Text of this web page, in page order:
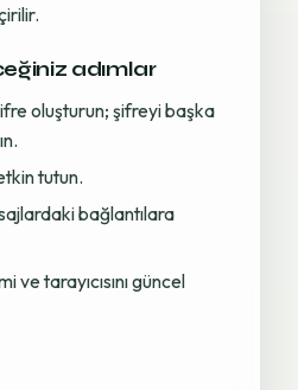
adımlar
oluşturun; şifreyi başka
tutun.
bağlantılara
ve tarayıcısını güncel